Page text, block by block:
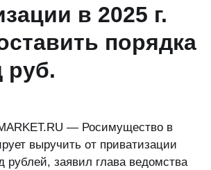
в 2025 г.
порядка
руб.
— Росимущество в
выручить от приватизации
рублей, заявил глава ведомства